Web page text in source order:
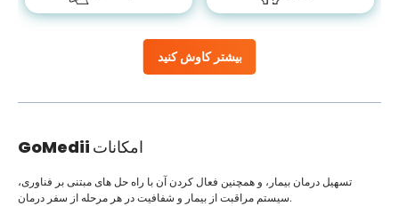
بیشتر کاوش کنید
GoMedii امکانات
تسهیل درمان بیمار، و همچنین فعال کردن آن با راه حل های مبتنی بر فناوری،
سیستم مراقبت از بیمار و شفافیت در هر مرحله از سفر درمان.